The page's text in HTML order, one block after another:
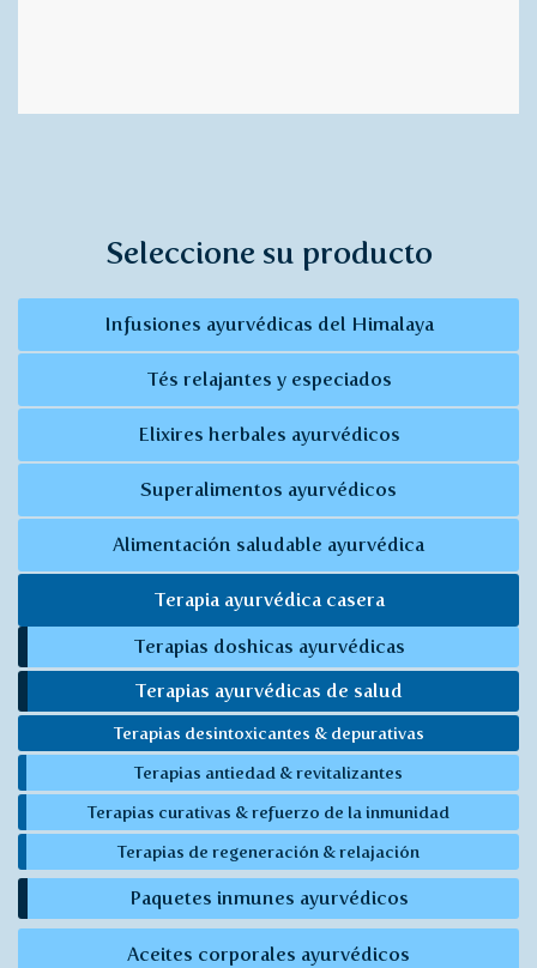
Seleccione su producto
Infusiones ayurvédicas del Himalaya
Tés relajantes y especiados
Elixires herbales ayurvédicos
Superalimentos ayurvédicos
Alimentación saludable ayurvédica
Terapia ayurvédica casera
Terapias doshicas ayurvédicas
Terapias ayurvédicas de salud
Terapias desintoxicantes & depurativas
Terapias antiedad & revitalizantes
Terapias curativas & refuerzo de la inmunidad
Terapias de regeneración & relajación
Paquetes inmunes ayurvédicos
Aceites corporales ayurvédicos